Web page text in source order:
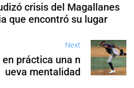
crisis del Magallanes
que encontró su lugar
Next
práctica una n
ueva mentalidad